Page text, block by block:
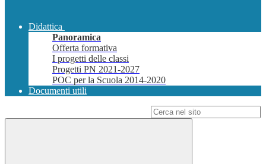
Didattica
Panoramica
Offerta formativa
I progetti delle classi
Progetti PN 2021-2027
POC per la Scuola 2014-2020
Documenti utili